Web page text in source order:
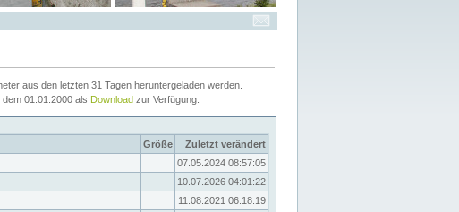
aus den letzten 31 Tagen heruntergeladen werden.
01.01.2000 als Download zur Verfügung.
Größe
Zuletzt verändert
07.05.2024 08:57:05
10.07.2026 04:01:22
11.08.2021 06:18:19